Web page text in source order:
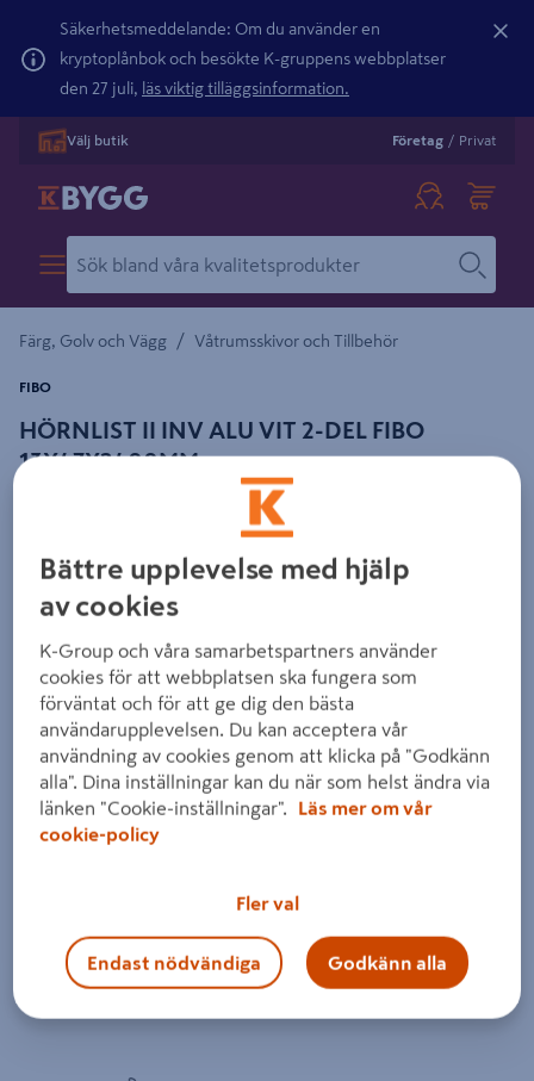
Säkerhetsmeddelande: Om du använder en
kryptoplånbok och besökte K-gruppens webbplatser
den 27 juli, läs viktig tilläggsinformation.
Välj butik Företag / Privat
Färg, Golv och Vägg / Våtrumsskivor och Tillbehör
HÖRNLIST II INV ALU VIT 2-DEL FIBO
13X47X2400MM
FIBO
Detaljerad beskrivning finns i produktbeskrivningsområdet
Bättre upplevelse med hjälp
av cookies
K-Group och våra samarbetspartners använder
cookies för att webbplatsen ska fungera som
förväntat och för att ge dig den bästa
användarupplevelsen. Du kan acceptera vår
användning av cookies genom att klicka på "Godkänn
alla". Dina inställningar kan du när som helst ändra via
länken "Cookie-inställningar".
Läs mer om vår
cookie-policy
Fler val
Endast nödvändiga Godkänn alla